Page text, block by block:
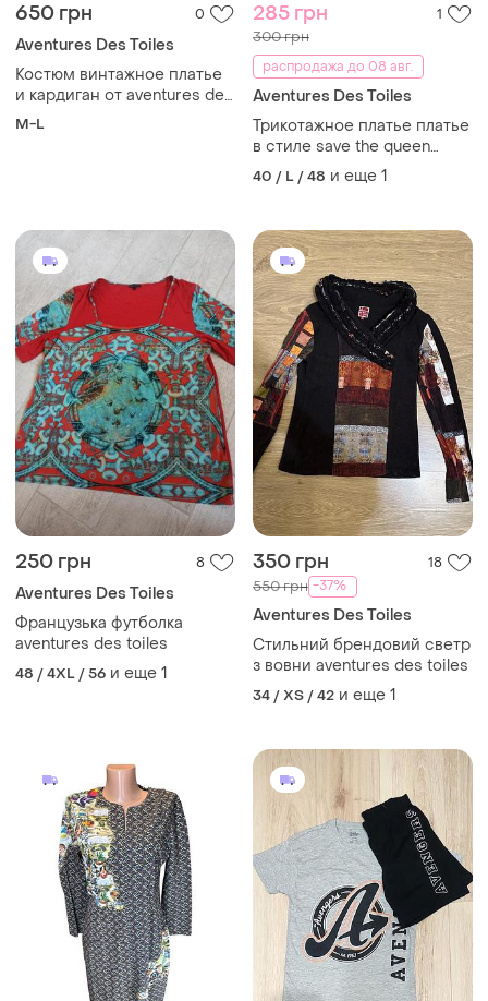
650 грн 0
Aventures Des Toiles
Костюм винтажное платье
и кардиган от aventures des
toiles art &amp; pret a porter
M-L
285 грн 1
300 грн
распродажа до 08 авг.
Aventures Des Toiles
Трикотажное платье платье
в стиле save the queen
aventures des toiles,xl
40 / L / 48 и еще 1
250 грн 8
Aventures Des Toiles
Французька футболка
aventures des toiles
48 / 4XL / 56 и еще 1
350 грн 18
550 грн -37%
Aventures Des Toiles
Стильний брендовий светр
з вовни aventures des toiles
34 / XS / 42 и еще 1